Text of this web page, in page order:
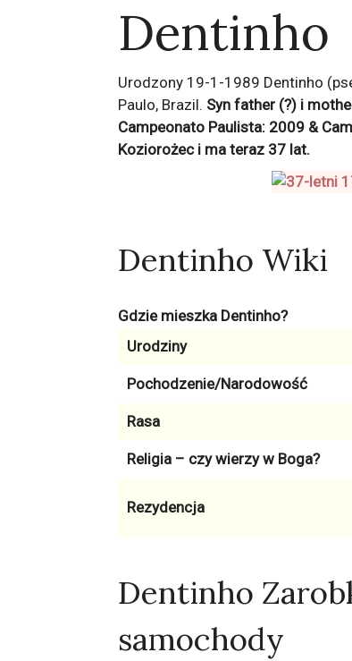
Dentinho
Urodzony 19-1-1989 Dentinho
Paulo, Brazil. Syn father (?) i
Campeonato Paulista: 2009 &
Koziorożeci ma teraz 37 lat.
Dentinho Wiki
Gdzie mieszka Dentinho?
Urodziny
Pochodzenie/Narodowość
Rasa
Religia – czy wierzy w Boga?
Rezydencja
Dentinho
samochody